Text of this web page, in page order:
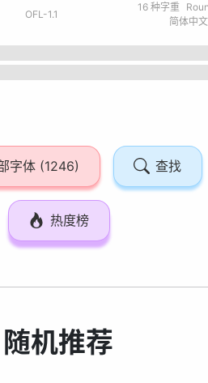
OFL-1.1
16种字重
字体 (1246) 查找
热度榜
随机推荐